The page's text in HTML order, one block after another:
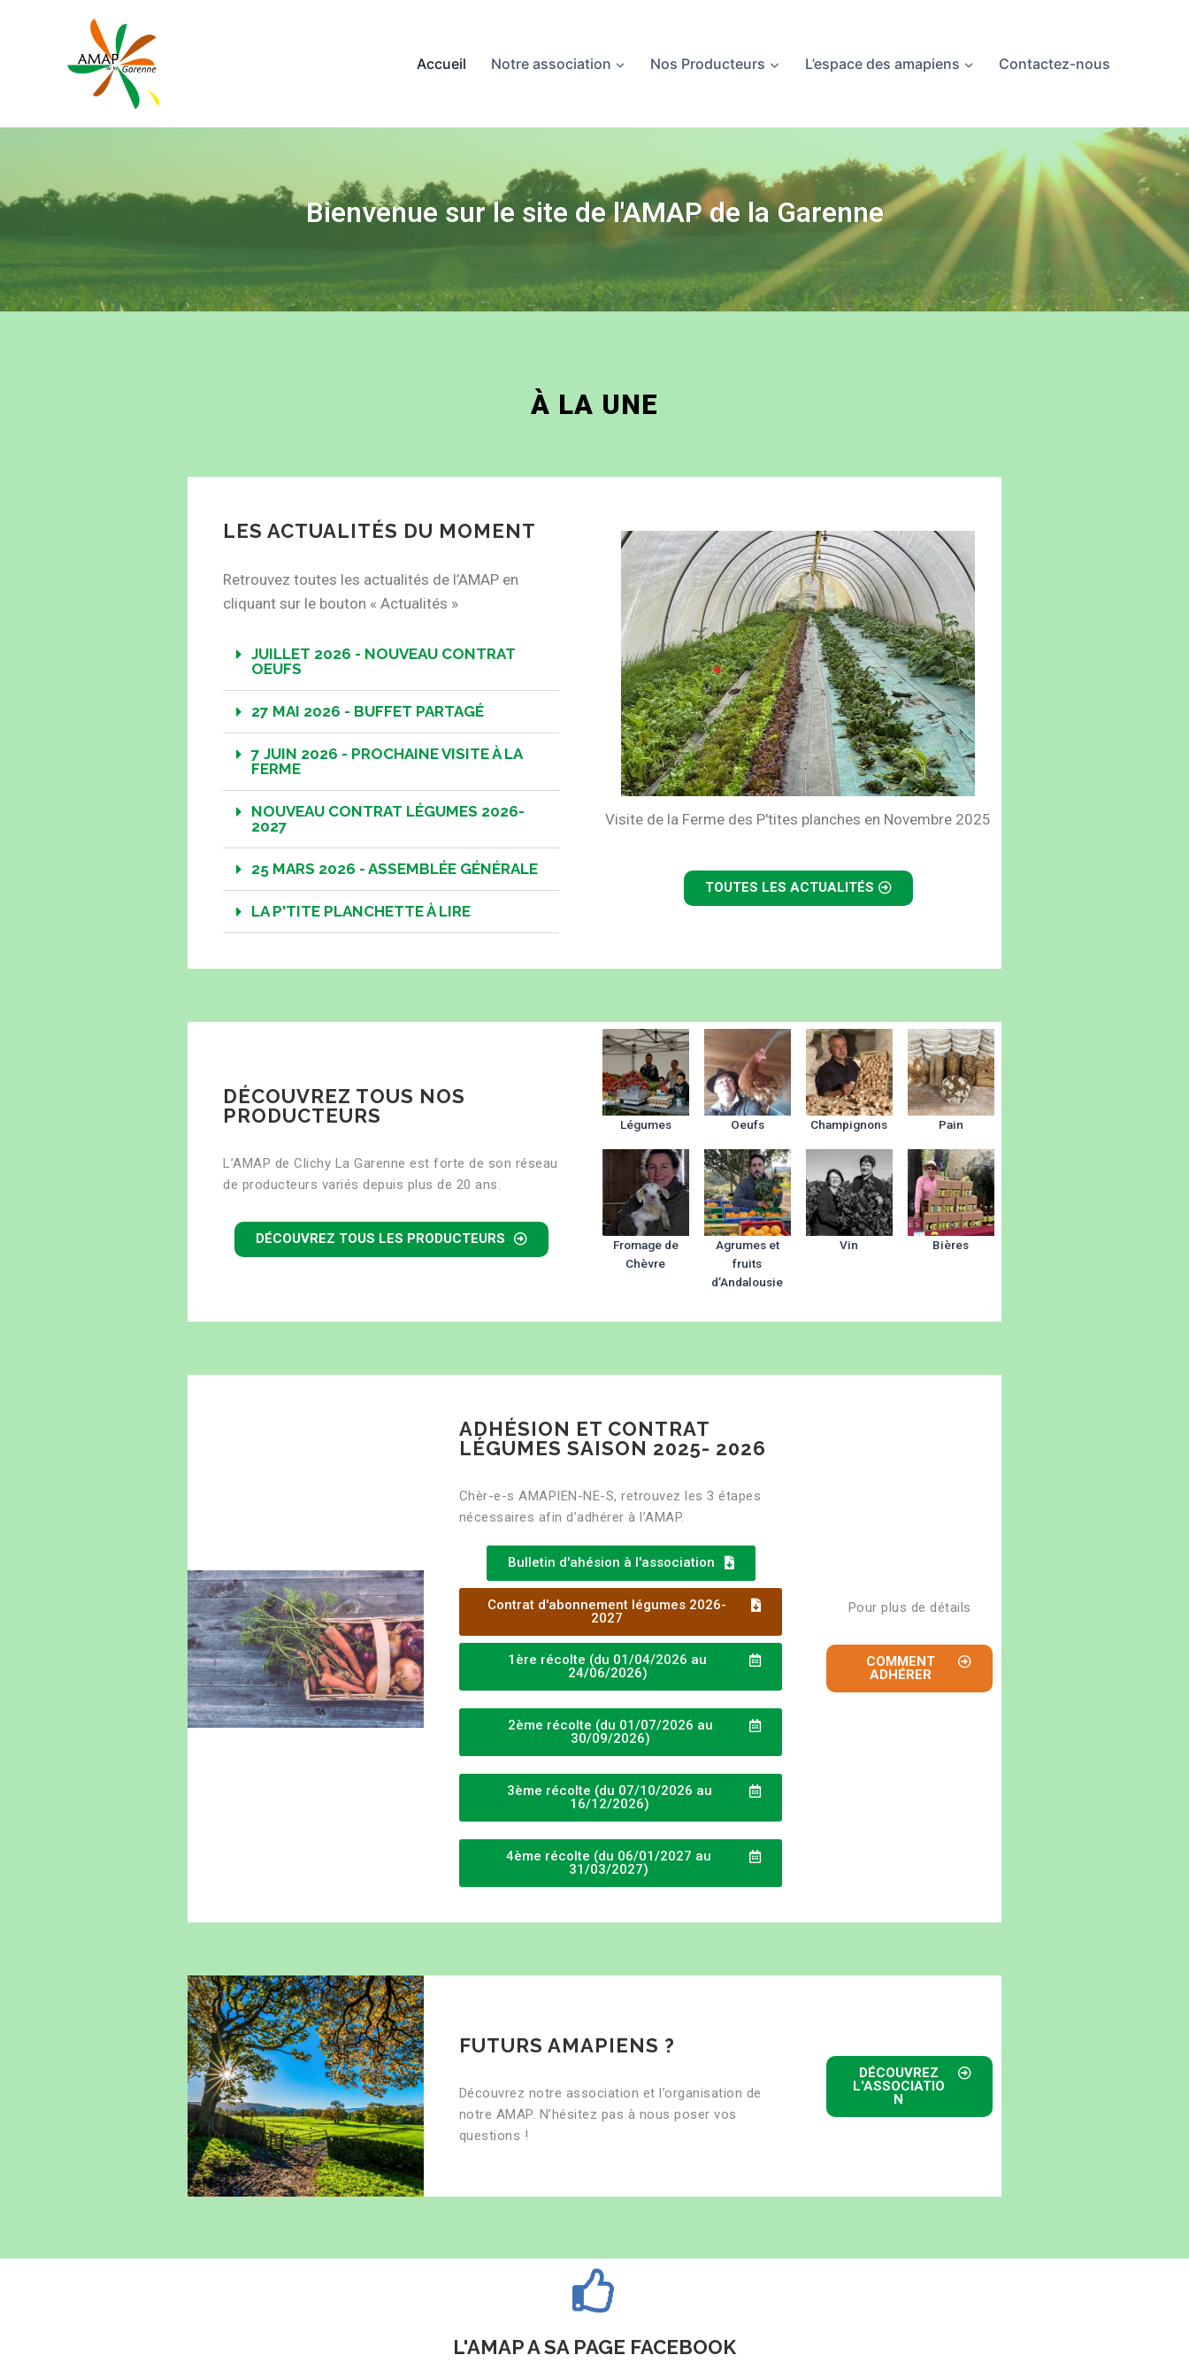
Accueil Notre association Nos Producteurs L’espace des amapiens Contactez-nous
Bienvenue sur le site de l'AMAP de la Garenne
À LA UNE
LES ACTUALITÉS DU MOMENT
Retrouvez toutes les actualités de l’AMAP en
cliquant sur le bouton « Actualités »
JUILLET 2026 - NOUVEAU CONTRAT
OEUFS
27 MAI 2026 - BUFFET PARTAGÉ
7 JUIN 2026 - PROCHAINE VISITE À LA
FERME
NOUVEAU CONTRAT LÉGUMES 2026-
2027
25 MARS 2026 - ASSEMBLÉE GÉNÉRALE
LA P'TITE PLANCHETTE À LIRE
Visite de la Ferme des P'tites planches en Novembre 2025
TOUTES LES ACTUALITÉS
DÉCOUVREZ TOUS NOS
PRODUCTEURS
L’AMAP de Clichy La Garenne est forte de son réseau
de producteurs variés depuis plus de 20 ans.
DÉCOUVREZ TOUS LES PRODUCTEURS
Légumes Oeufs Champignons Pain
Fromage de
Chèvre
Agrumes et
fruits
d’Andalousie
Vin Bières
ADHÉSION ET CONTRAT
LÉGUMES SAISON 2025- 2026
Chèr-e-s AMAPIEN-NE-S, retrouvez les 3 étapes
nécessaires afin d’adhérer à l’AMAP.
Bulletin d'ahésion à l'association
Contrat d'abonnement légumes 2026-
2027
1ère récolte (du 01/04/2026 au
24/06/2026)
2ème récolte (du 01/07/2026 au
30/09/2026)
3ème récolte (du 07/10/2026 au
16/12/2026)
4ème récolte (du 06/01/2027 au
31/03/2027)
Pour plus de détails
COMMENT
ADHÉRER
FUTURS AMAPIENS ?
Découvrez notre association et l’organisation de
notre AMAP. N’hésitez pas à nous poser vos
questions !
DÉCOUVREZ
L'ASSOCIATIO
N
L'AMAP A SA PAGE FACEBOOK